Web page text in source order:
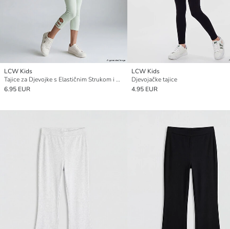
LCW Kids
Tajice za Djevojke s Elastičnim Strukom i 3/4 Duljinom
6.95 EUR
LCW Kids
Djevojačke tajice
4.95 EUR